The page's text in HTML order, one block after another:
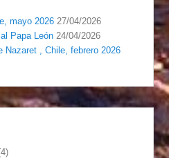
mayo 2026 27/04/2026
Papa León 24/04/2026
Nazaret , Chile, febrero 2026